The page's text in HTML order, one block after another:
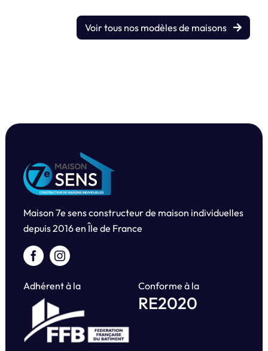
Voir tous nos modèles de maisons
Maison 7e sens constructeur de maison individuelles
depuis2016 en Île de France
Adhérent à la Conforme à la
RE2020